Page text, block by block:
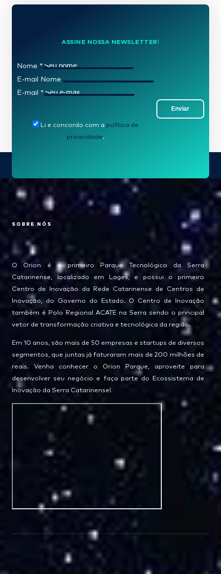
ASSINE NOSSA NEWSLETTER!
Nome *
E-mail Nome
E-mail *
Enviar
Li e concordo com a política de
privacidade.
SOBRE NÓS
O Orion é o primeiro Parque Tecnológico da Serra
Catarinense, localizado em Lages, e possui o primeiro
Centro de Inovação da Rede Catarinense de Centros de
Inovação, do Governo do Estado. O Centro de Inovação
também é Polo Regional ACATE na Serra sendo o principal
vetor de transformação criativa e tecnológica da região.
Em 10 anos, são mais de 50 empresas e startups de diversos
segmentos, que juntas já faturaram mais de 200 milhões de
reais. Venha conhecer o Orion Parque, aproveite para
desenvolver seu negócio e faça parte do Ecossistema de
Inovação da Serra Catarinense!